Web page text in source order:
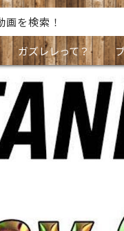
ガズレレって？